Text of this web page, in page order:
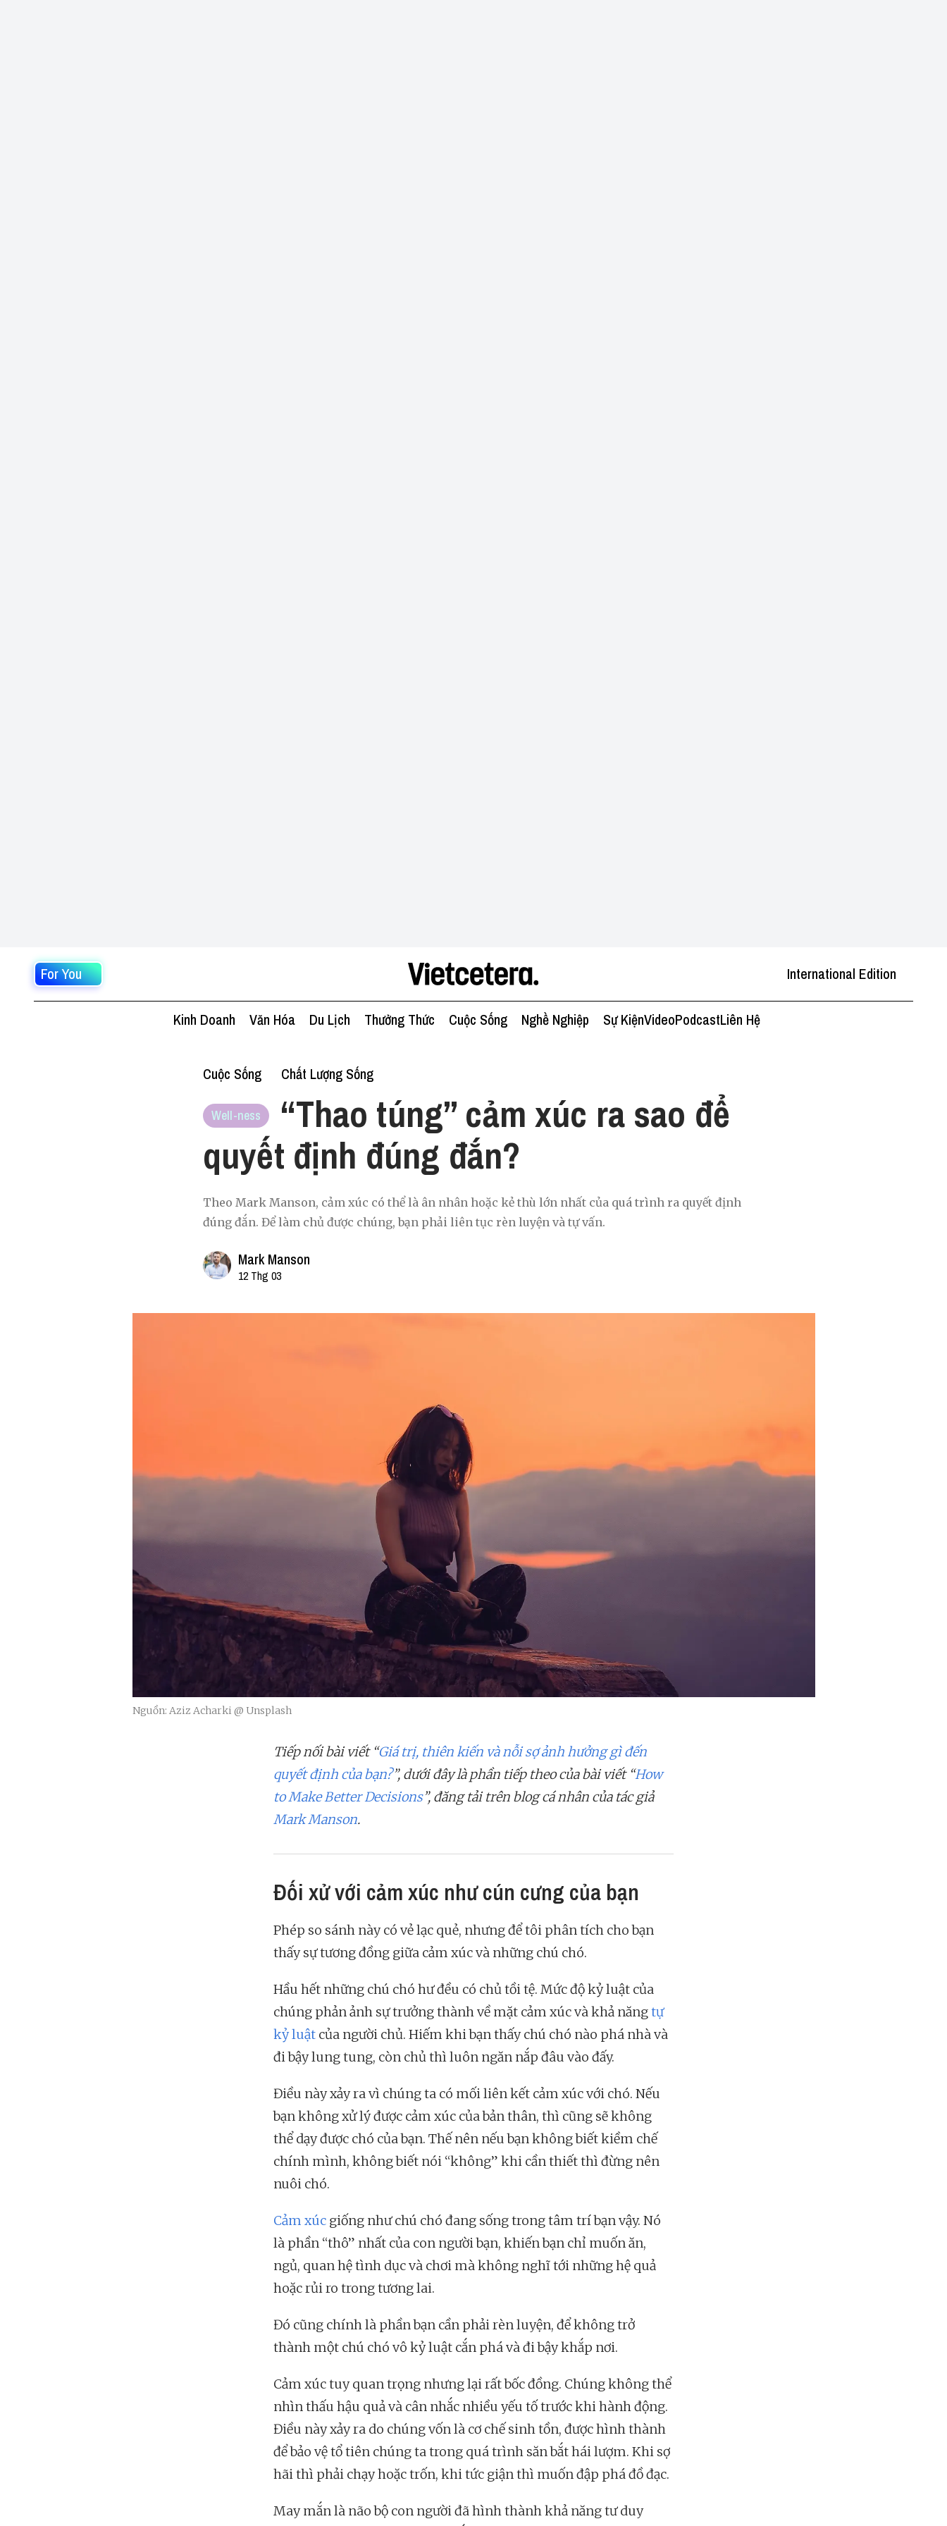
For You International Edition
Kinh Doanh Văn Hóa Du Lịch Thưởng Thức Cuộc Sống Nghề Nghiệp Sự KiệnVideoPodcastLiên Hệ
Cuộc Sống Chất Lượng Sống
Well-ness
“Thao túng” cảm xúc ra sao để
quyết định đúng đắn?
Theo Mark Manson, cảm xúc có thể là ân nhân hoặc kẻ thù lớn nhất của quá trình ra quyết định
đúng đắn. Để làm chủ được chúng, bạn phải liên tục rèn luyện và tự vấn.
Mark Manson
12 Thg 03
Nguồn: Aziz Acharki @ Unsplash
Tiếp nối bài viết “Giá trị, thiên kiến và nỗi sợ ảnh hưởng gì đến
quyết định của bạn?”, dưới đây là phần tiếp theo của bài viết “How
to Make Better Decisions”, đăng tải trên blog cá nhân của tác giả
Mark Manson.
Đối xử với cảm xúc như cún cưng của bạn
Phép so sánh này có vẻ lạc quẻ, nhưng để tôi phân tích cho bạn
thấy sự tương đồng giữa cảm xúc và những chú chó.
Hầu hết những chú chó hư đều có chủ tồi tệ. Mức độ kỷ luật của
chúng phản ảnh sự trưởng thành về mặt cảm xúc và khả năngtự
kỷ luật của người chủ. Hiếm khi bạn thấy chú chó nào phá nhà và
đi bậy lung tung, còn chủ thì luôn ngăn nắp đâu vào đấy.
Điều này xảy ra vì chúng ta có mối liên kết cảm xúc với chó. Nếu
bạn không xử lý được cảm xúc của bản thân, thì cũng sẽ không
thể dạy được chó của bạn. Thế nên nếu bạn không biết kiềm chế
chính mình, không biết nói “không” khi cần thiết thì đừng nên
nuôi chó.
Cảm xúc giống như chú chó đang sống trong tâm trí bạn vậy. Nó
là phần “thô” nhất của con người bạn, khiến bạn chỉ muốn ăn,
ngủ, quan hệ tình dục và chơi mà không nghĩ tới những hệ quả
hoặc rủi ro trong tương lai.
Đó cũng chính là phần bạn cần phải rèn luyện, để không trở
thành một chú chó vô kỷ luật cắn phá và đi bậy khắp nơi.
Cảm xúc tuy quan trọng nhưng lại rất bốc đồng. Chúng không thể
nhìn thấu hậu quả và cân nhắc nhiều yếu tố trước khi hành động.
Điều này xảy ra do chúng vốn là cơ chế sinh tồn, được hình thành
để bảo vệ tổ tiên chúng ta trong quá trình săn bắt hái lượm. Khi sợ
hãi thì phải chạy hoặc trốn, khi tức giận thì muốn đập phá đồ đạc.
May mắn là não bộ con người đã hình thành khả năng tư duy